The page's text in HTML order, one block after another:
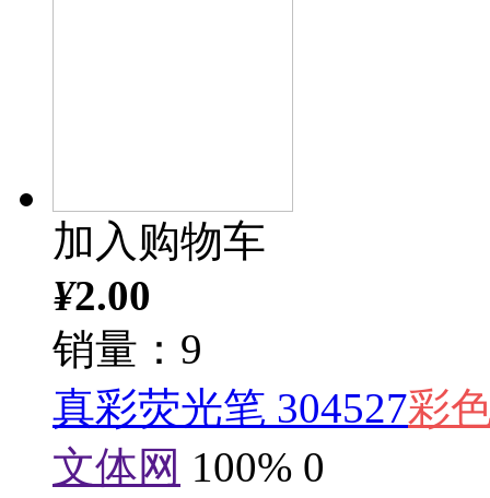
加入购物车
¥2.00
销量：9
真彩荧光笔 304527彩
文体网 100% 0